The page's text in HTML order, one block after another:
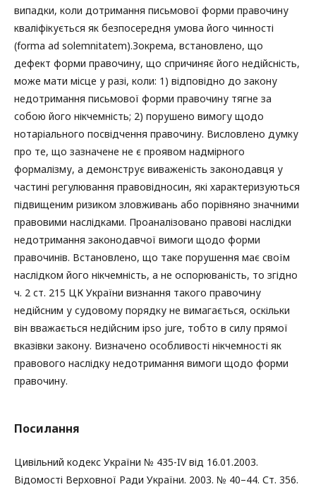
випадки, коли дотримання письмової форми правочину
кваліфікується як безпосередня умова його чинності
(forma ad solemnitatem).Зокрема, встановлено, що
дефект форми правочину, що спричиняє його недійсність,
може мати місце у разі, коли: 1) відповідно до закону
недотримання письмової форми правочину тягне за
собою його нікчемність; 2) порушено вимогу щодо
нотаріального посвідчення правочину. Висловлено думку
про те, що зазначене не є проявом надмірного
формалізму, а демонструє виваженість законодавця у
частині регулювання правовідносин, які характеризуються
підвищеним ризиком зловживань або порівняно значними
правовими наслідками. Проаналізовано правові наслідки
недотримання законодавчої вимоги щодо форми
правочинів. Встановлено, що таке порушення має своїм
наслідком його нікчемність, а не оспорюваність, то згідно
ч. 2 ст. 215 ЦК України визнання такого правочину
недійсним у судовому порядку не вимагається, оскільки
він вважається недійсним ipso jure, тобто в силу прямої
вказівки закону. Визначено особливості нікчемності як
правового наслідку недотримання вимоги щодо форми
правочину.
Посилання
Цивільний кодекс України № 435-IV від 16.01.2003.
Відомості Верховної Ради України. 2003. № 40–44. Ст. 356.